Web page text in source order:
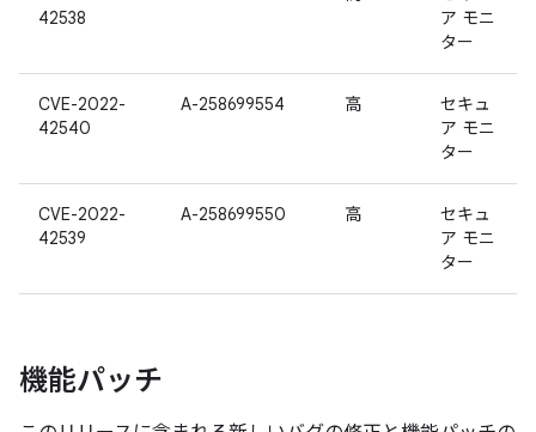
42538
ア モニ
ター
CVE-2022-
42540
A-258699554 高
セキュ
ア モニ
ター
CVE-2022-
42539
A-258699550 高
セキュ
ア モニ
ター
機能パッチ